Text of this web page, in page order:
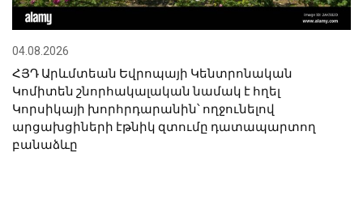
04.08.2026
ՀՅԴ Արևմտեան Եվրոպայի Կենտրոնական
Կոմիտեն շնորհակալական նամակ է հղել
Կորսիկայի խորհրդարանին՝ ողջունելով
արցախցիների էթնիկ զտումը դատապարտող
բանաձևը